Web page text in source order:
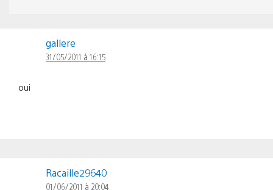
gallere
31/05/2011 à 16:15
oui
Racaille29640
01/06/2011 à 20:04